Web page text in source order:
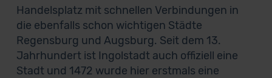
Handelsplatz mit schnellen Verbindungen in
die ebenfalls schon wichtigen Städte
Regensburg und Augsburg. Seit dem 13.
Jahrhundert ist Ingolstadt auch offiziell eine
Stadt und 1472 wurde hier erstmals eine